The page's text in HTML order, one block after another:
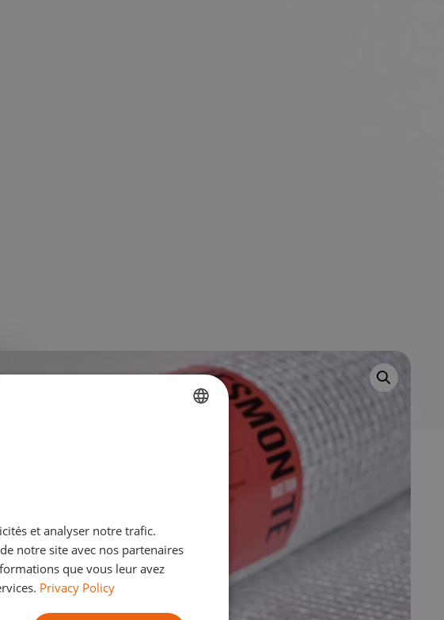
ITALIAN
et analyser notre trafic.
notre site avec nos partenaires
que vous leur avez
Privacy Policy